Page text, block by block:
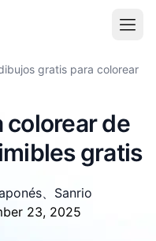
gratis para colorear
colorear de
gratis
、 Sanrio
23, 2025